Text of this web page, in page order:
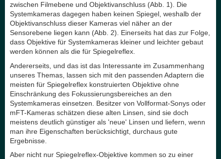
zwischen Filmebene und Objektivanschluss (Abb. 1). Die
Systemkameras dagegen haben keinen Spiegel, weshalb der
Objektivanschluss dieser Kameras viel näher an der
Sensorebene liegen kann (Abb. 2). Einerseits hat das zur Folge,
dass Objektive für Systemkameras kleiner und leichter gebaut
werden können als die für Spiegelreflex.
Andererseits, und das ist das Interessante im Zusammenhang
unseres Themas, lassen sich mit den passenden Adaptern die
meisten für Spiegelreflex konstruierten Objektive ohne
Einschränkung des Fokussierungsbereiches an den
Systemkameras einsetzen. Besitzer von Vollformat-Sonys oder
mFT-Kameras schätzen diese alten Linsen, sind sie doch
meistens deutlich günstiger als 'neue' Linsen und liefern, wenn
man ihre Eigenschaften berücksichtigt, durchaus gute
Ergebnisse.
Aber nicht nur Spiegelreflex-Objektive kommen so zu einer